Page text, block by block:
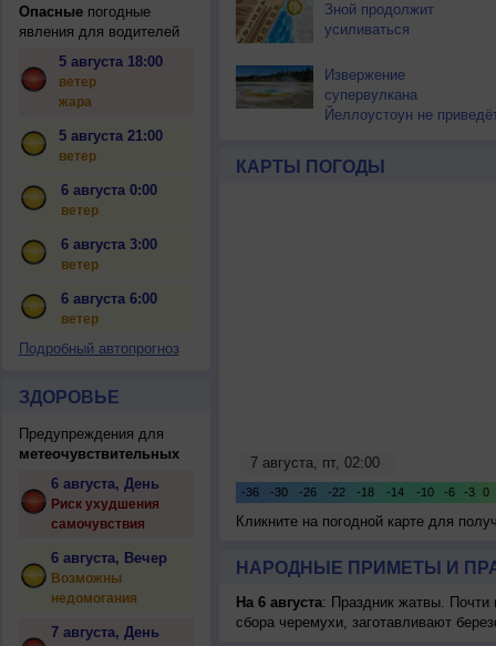
Опасныепогодные
явления для водителей
5 августа 18:00
ветер
жара
5 августа 21:00
ветер
6 августа 0:00
ветер
6 августа 3:00
ветер
6 августа 6:00
ветер
Подробный автопрогноз
ЗДОРОВЬЕ
Предупреждения для
метеочувствительных
6 августа, День
Риск ухудшения
самочувствия
6 августа, Вечер
Возможны
недомогания
7 августа, День
Зной продолжит
усиливаться
Извержение
супервулкана
Йеллоустоун не
КАРТЫ ПОГОДЫ
Кликните на погодной карте для
НАРОДНЫЕ ПРИМЕТЫ И
На 6 августа: Праздник жатвы. Почти
сбора черемухи, заготавливают